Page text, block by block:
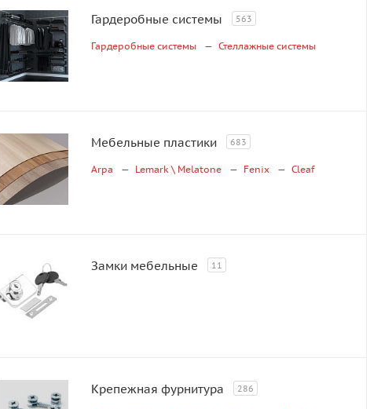
Гардеробные системы 563
Гардеробные системы Стеллажные системы
Мебельные пластики 683
Arpa Lemark \ Melatone Fenix Cleaf
Замки мебельные 11
Крепежная фурнитура 286